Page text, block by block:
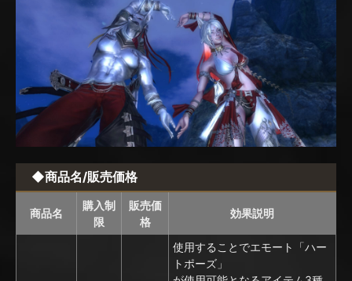
◆商品名/販売価格
商品名
購入制
限
販売価
格
効果説明
使用することでエモート「ハー
トポーズ」